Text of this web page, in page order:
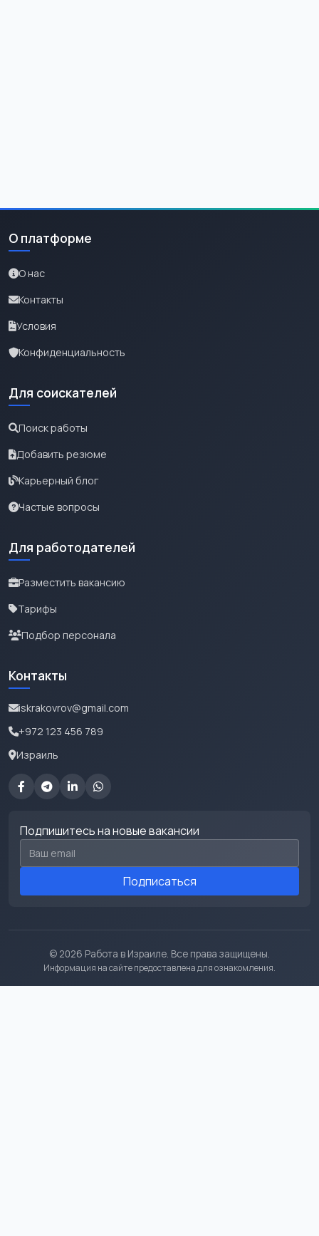
О платформе
О нас
Контакты
Условия
Конфиденциальность
Для соискателей
Поиск работы
Добавить резюме
Карьерный блог
Частые вопросы
Для работодателей
Разместить вакансию
Тарифы
Подбор персонала
Контакты
iskrakovrov@gmail.com
+972 123 456 789
Израиль
Подпишитесь на новые вакансии
Email для подписки
Подписаться
© 2026 Работа в Израиле. Все права защищены.
Информация на сайте предоставлена для ознакомления.